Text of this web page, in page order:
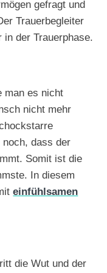
gefragt und
Trauerbegleiter
der Trauerphase.
man es nicht
nicht mehr
noch, dass der
Somit ist die
In diesem
einfühlsamen
die Wut und der